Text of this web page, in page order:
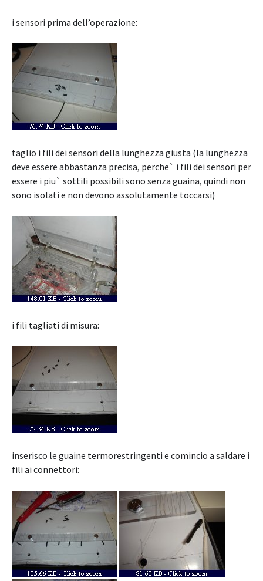
i sensori prima dell’operazione:
taglio i fili dei sensori della lunghezza giusta (la lunghezza
deve essere abbastanza precisa, perche` i fili dei sensori per
essere i piu` sottili possibili sono senza guaina, quindi non
sono isolati e non devono assolutamente toccarsi)
i fili tagliati di misura:
inserisco le guaine termorestringenti e comincio a saldare i
fili ai connettori: